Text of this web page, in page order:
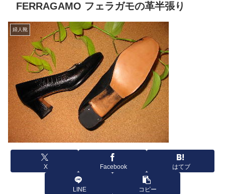
FERRAGAMO フェラガモの革半張り
婦人靴
X Facebook はてブ
LINE コピー